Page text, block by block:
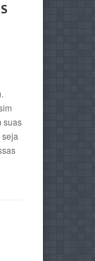
suas